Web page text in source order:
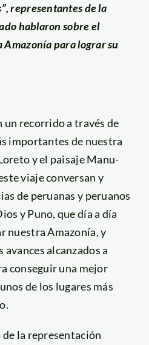
representantes de la
hablaron sobre el
para lograr su
un recorrido a través de
importantes de nuestra
y el paisaje Manu-
viaje conversan y
de peruanas y peruanos
y Puno, que día a día
nuestra Amazonía, y
alcanzados a
conseguir una mejor
de los lugares más
la representación